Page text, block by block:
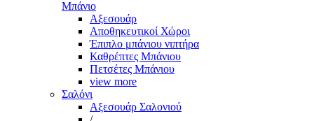
Μπάνιο
Αξεσουάρ
Αποθηκευτικοί Χώροι
Έπιπλο μπάνιου νιπτήρα
Καθρέπτες Μπάνιου
Πετσέτες Μπάνιου
view more
Σαλόνι
Αξεσουάρ Σαλονιού